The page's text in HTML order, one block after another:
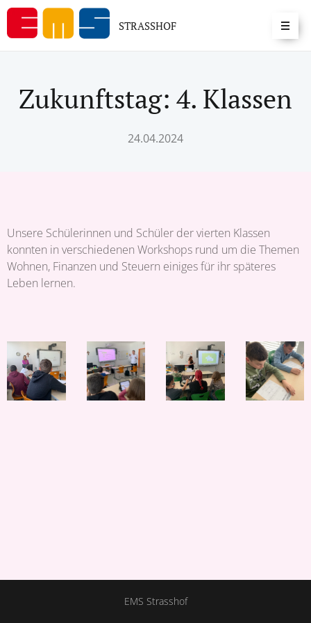
STRASSHOF
Zukunftstag: 4. Klassen
24.04.2024
Unsere Schülerinnen und Schüler der vierten Klassen
konnten in verschiedenen Workshops rund um die Themen
Wohnen, Finanzen und Steuern einiges für ihr späteres
Leben lernen.
EMS Strasshof